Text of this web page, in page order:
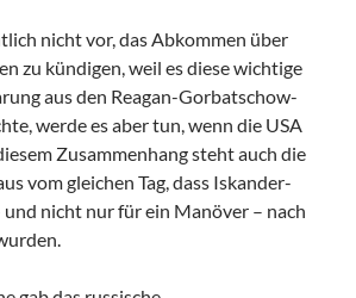
nicht vor, das Abkommen über
zu kündigen, weil es diese wichtige
aus den Reagan-Gorbatschow-
werde es aber tun, wenn die USA
Zusammenhang steht auch die
vom gleichen Tag, dass Iskander-
nicht nur für ein Manöver – nach